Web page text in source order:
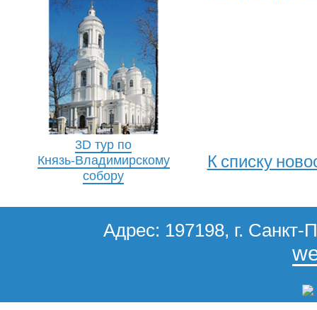
3D тур по
Князь-Владимирскому
собору
К списку
Адрес: 197198, г. Санкт-